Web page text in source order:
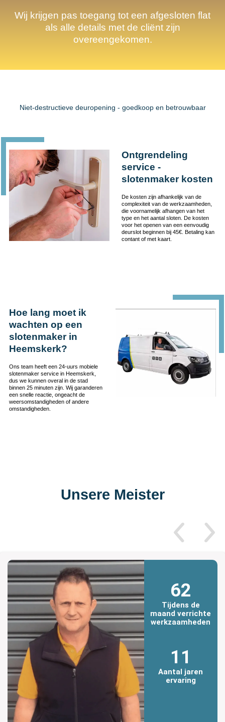
Wij krijgen pas toegang tot een afgesloten flat
als alle details met de cliënt zijn
overeengekomen.
Niet-destructieve deuropening - goedkoop en betrouwbaar
Ontgrendeling
service -
slotenmaker kosten
De kosten zijn afhankelijk van de
complexiteit van de werkzaamheden,
die voornamelijk afhangen van het
type en het aantal sloten. De kosten
voor het openen van een eenvoudig
deurslot beginnen bij 45€. Betaling kan
contant of met kaart.
Hoe lang moet ik
wachten op een
slotenmaker in
Heemskerk?
Ons team heeft een 24-uurs mobiele
slotenmaker service in Heemskerk,
dus we kunnen overal in de stad
binnen 25 minuten zijn. Wij garanderen
een snelle reactie, ongeacht de
weersomstandigheden of andere
omstandigheden.
Unsere Meister
62
Tijdens de
maand verrichte
werkzaamheden
11
Aantal jaren
ervaring